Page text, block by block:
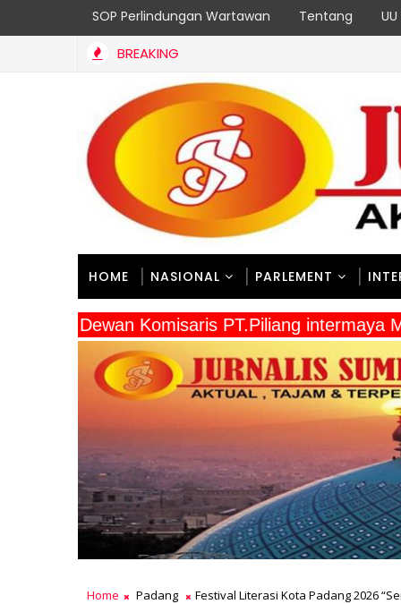
SOP Perlindungan Wartawan Tentang
BREAKING
HOME NASIONAL PARLEMENT
" Dewan Komisaris PT.Piliang
Home Padang Festival Literasi Kota Padang 2026